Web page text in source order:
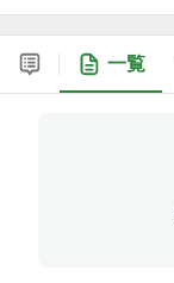
一覧